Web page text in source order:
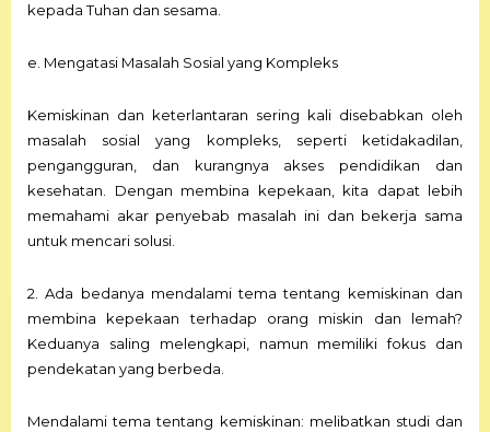
kepada Tuhan dan sesama.
e. Mengatasi Masalah Sosial yang Kompleks
Kemiskinan dan keterlantaran sering kali disebabkan oleh
masalah sosial yang kompleks, seperti ketidakadilan,
pengangguran, dan kurangnya akses pendidikan dan
kesehatan. Dengan membina kepekaan, kita dapat lebih
memahami akar penyebab masalah ini dan bekerja sama
untuk mencari solusi.
2. Ada bedanya mendalami tema tentang kemiskinan dan
membina kepekaan terhadap orang miskin dan lemah?
Keduanya saling melengkapi, namun memiliki fokus dan
pendekatan yang berbeda.
Mendalami tema tentang kemiskinan: melibatkan studi dan